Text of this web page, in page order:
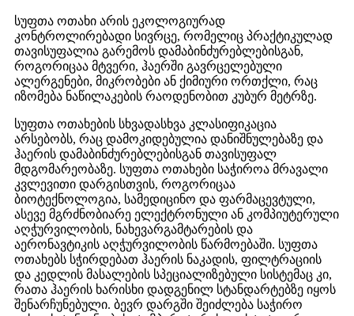
სუფთა ოთახი არის ეკოლოგიურად
კონტროლირებადი სივრცე, რომელიც პრაქტიკულად
თავისუფალია გარემოს დამაბინძურებლებისგან,
როგორიცაა მტვერი, ჰაერში გავრცელებული
ალერგენები, მიკრობები ან ქიმიური ორთქლი, რაც
იზომება ნაწილაკების რაოდენობით კუბურ მეტრზე.
სუფთა ოთახების სხვადასხვა კლასიფიკაცია
არსებობს, რაც დამოკიდებულია დანიშნულებაზე და
ჰაერის დამაბინძურებლებისგან თავისუფალ
მდგომარეობაზე. სუფთა ოთახები საჭიროა მრავალი
კვლევითი დარგისთვის, როგორიცაა
ბიოტექნოლოგია, სამედიცინო და ფარმაცევტული,
ასევე მგრძნობიარე ელექტრონული ან კომპიუტერული
აღჭურვილობის, ნახევარგამტარების და
აერონავტიკის აღჭურვილობის წარმოებაში. სუფთა
ოთახებს სჭირდებათ ჰაერის ნაკადის, ფილტრაციის
და კედლის მასალების სპეციალიზებული სისტემაც კი,
რათა ჰაერის ხარისხი დადგენილ სტანდარტებზე იყოს
შენარჩუნებული. ბევრ დარგში შეიძლება საჭირო